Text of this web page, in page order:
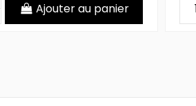
Ajouter au panier